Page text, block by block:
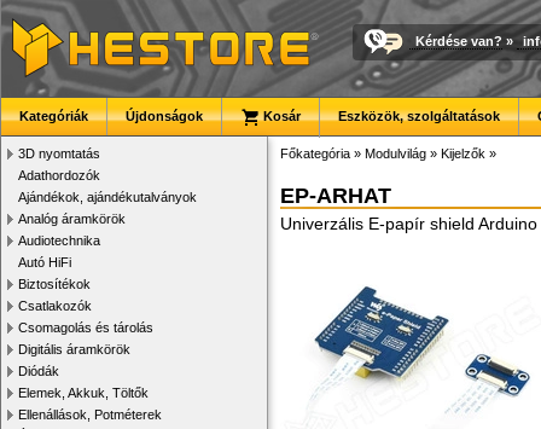
Kérdése van? »
Kategóriák Újdonságok Kosár Eszközök, szolgáltatások
3D nyomtatás
Adathordozók
Ajándékok, ajándékutalványok
Analóg áramkörök
Audiotechnika
Autó HiFi
Biztosítékok
Csatlakozók
Csomagolás és tárolás
Digitális áramkörök
Diódák
Elemek, Akkuk, Töltők
Ellenállások, Potméterek
Főkategória » Modulvilág » Kijelzők »
EP-ARHAT
Univerzális E-papír shield